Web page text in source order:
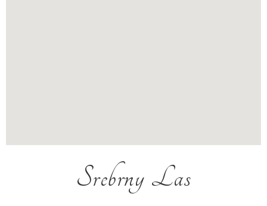
Srebrny Las